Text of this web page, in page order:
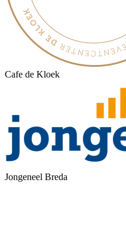
Cafe de Kloek
Jongeneel Breda